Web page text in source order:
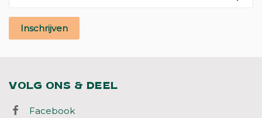
Inschrijven
VOLG ONS & DEEL
Facebook